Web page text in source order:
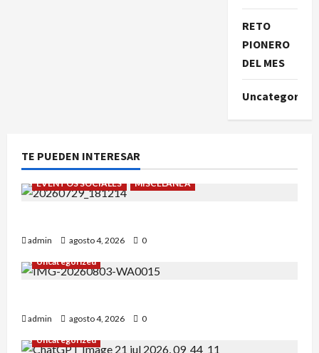
RETO
PIONERO
DEL MES
Uncategorized
TE PUEDEN INTERESAR
EVENTOS SOCIALES MISCELÁNEA
admin agosto 4, 2026
0
Uncategorized
admin agosto 4, 2026
0
Uncategorized